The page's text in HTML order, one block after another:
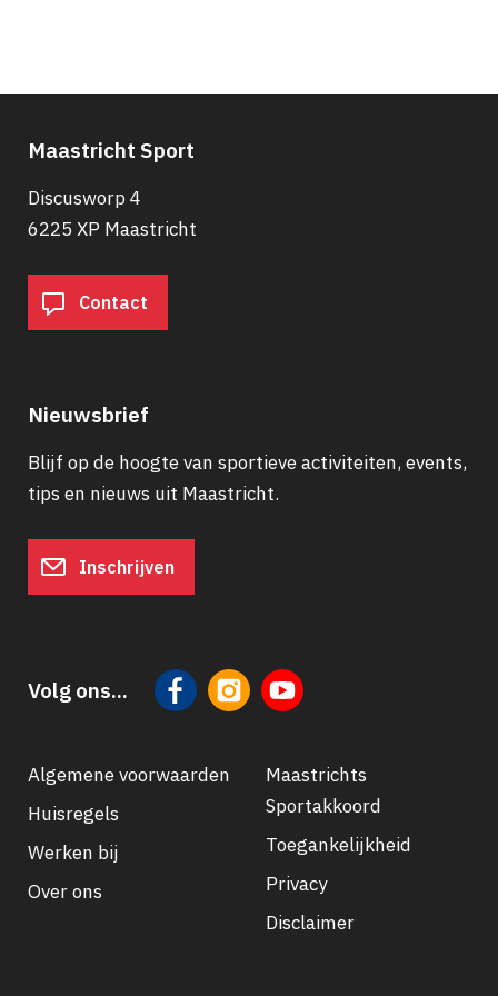
Maastricht Sport
Discusworp 4
6225 XP Maastricht
Contact
Nieuwsbrief
Blijf op de hoogte van sportieve activiteiten, events,
tips en nieuws uit Maastricht.
Inschrijven
Volg ons...
Footer
navigatie
Algemene voorwaarden
Huisregels
Werken bij
Over ons
Maastrichts
Sportakkoord
Toegankelijkheid
Privacy
Disclaimer